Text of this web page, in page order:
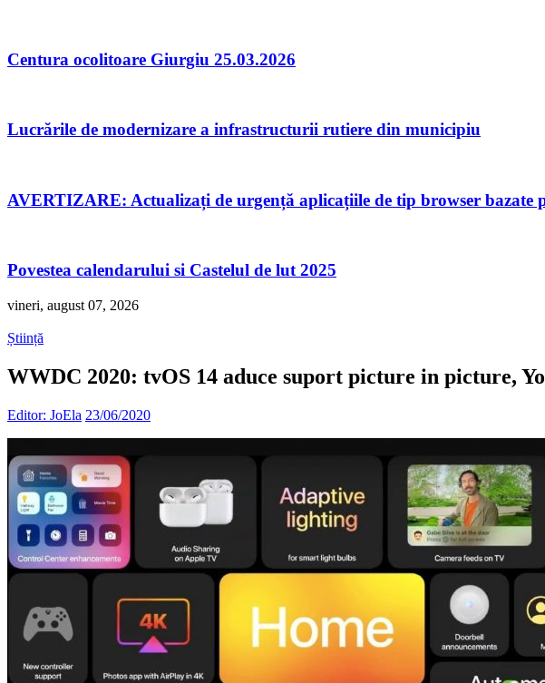
Centura ocolitoare Giurgiu 25.03.2026
Lucrările de modernizare a infrastructurii rutiere din municipiu
AVERTIZARE: Actualizați de urgență aplicațiile de tip browser bazate
Povestea calendarului si Castelul de lut 2025
vineri, august 07, 2026
Știință
WWDC 2020: tvOS 14 aduce suport picture in picture,
Editor: JoEla 23/06/2020